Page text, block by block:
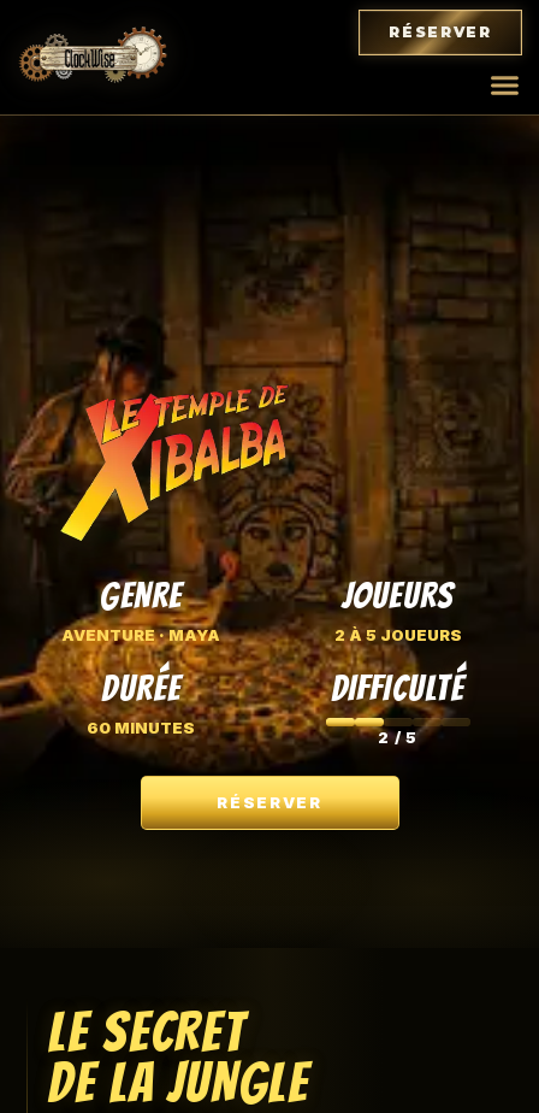
RÉSERVER
GENRE
AVENTURE · MAYA
JOUEURS
2 À 5 JOUEURS
DURÉE
60 MINUTES
DIFFICULTÉ
2 / 5
RÉSERVER
LE SECRET
DE LA JUNGLE